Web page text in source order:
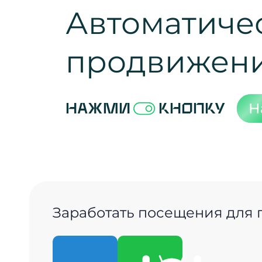
Нажми кнопку
Заработать посещения